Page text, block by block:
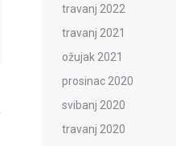
travanj 2022
travanj 2021
ožujak 2021
prosinac 2020
svibanj 2020
travanj 2020